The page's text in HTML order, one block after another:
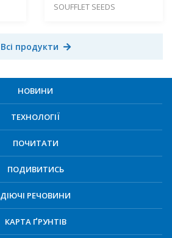
SOUFFLET SEEDS
Всі продукти
НОВИНИ
ТЕХНОЛОГІЇ
ПОЧИТАТИ
ПОДИВИТИСЬ
ДІЮЧІ РЕЧОВИНИ
КАРТА ҐРУНТІВ